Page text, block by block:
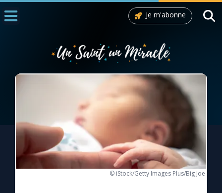
La Messe
1000 Raisons de Croire
L'actualité de la semaine
La chaîne Youtube
Je m'abonne
© iStock/Getty Images Plus/Big Joe